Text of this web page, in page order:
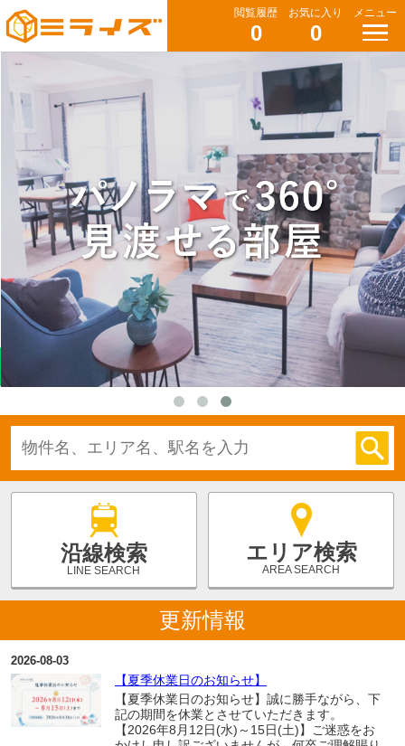
閲覧履歴
0
お気に入り
0
メニュー
沿線検索
LINE SEARCH
エリア検索
AREA SEARCH
更新情報
2026-08-03
【夏季休業日のお知らせ】
【夏季休業日のお知らせ】誠に勝手ながら、下
記の期間を休業とさせていただきます。
【2026年8月12日(水)～15日(土)】ご迷惑をお